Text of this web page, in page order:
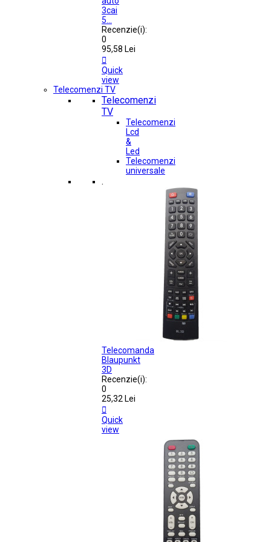
3cai
5...
Recenzie(i):
0
95,58 Lei

Quick
view
Telecomenzi TV
Telecomenzi
TV
Telecomenzi
Lcd
&
Led
Telecomenzi
universale
.
Telecomanda
Blaupunkt
3D
Recenzie(i):
0
25,32 Lei

Quick
view